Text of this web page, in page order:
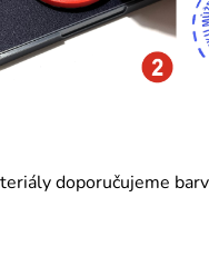
doporučujeme